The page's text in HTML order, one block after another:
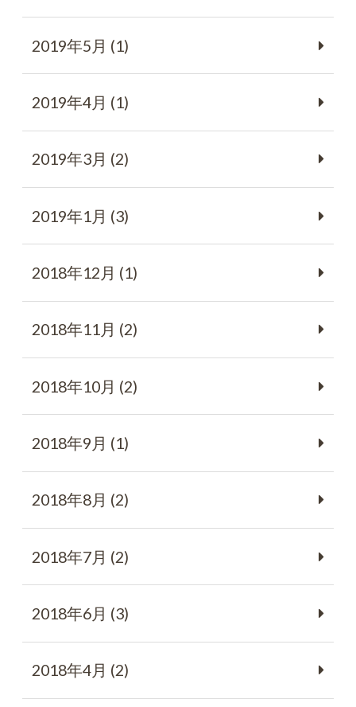
2019年5月 (1)
2019年4月 (1)
2019年3月 (2)
2019年1月 (3)
2018年12月 (1)
2018年11月 (2)
2018年10月 (2)
2018年9月 (1)
2018年8月 (2)
2018年7月 (2)
2018年6月 (3)
2018年4月 (2)